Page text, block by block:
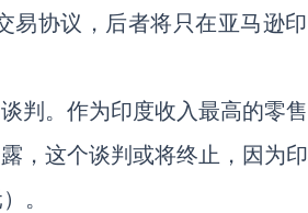
易协议，后者将只在亚马逊
判。作为印度收入最高的零
，这个谈判或将终止，因为
。